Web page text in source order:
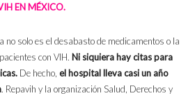
EN MÉXICO.
no solo es el desabasto de medicamentos o la
con VIH. Ni siquiera hay citas para
De hecho, el hospital lleva casi un año
. Repavih y la organización Salud, Derechos y